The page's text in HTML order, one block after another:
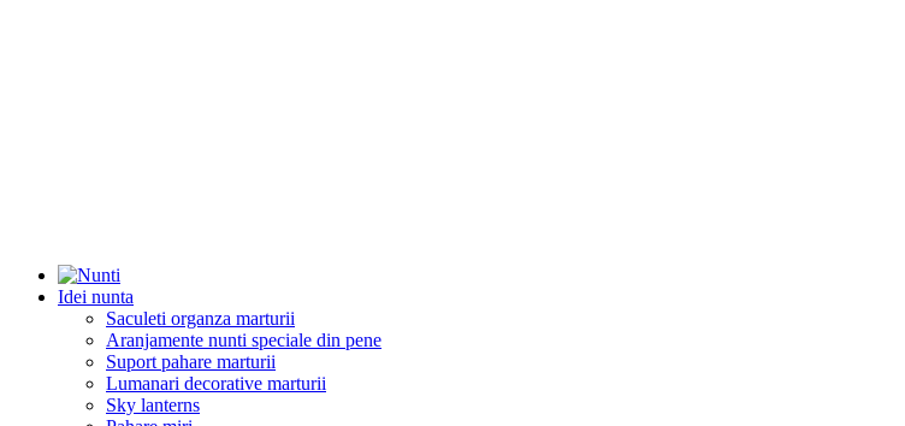
Idei nunta
Saculeti organza marturii
Aranjamente nunti speciale din pene
Suport pahare marturii
Lumanari decorative marturii
Sky lanterns